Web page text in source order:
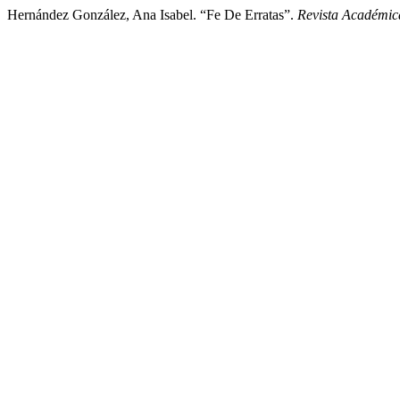
Hernández González, Ana Isabel. “Fe De Erratas”. Revista